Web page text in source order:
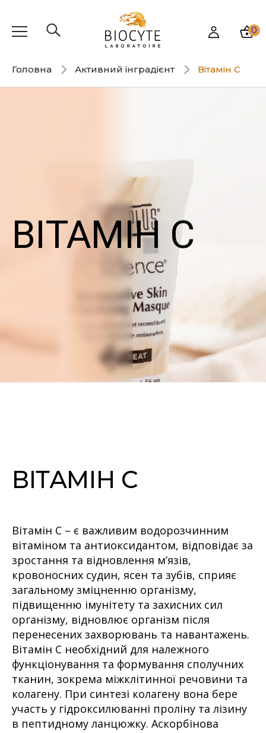
0
Головна Активний інградієнт Вітамін С
ВІТАМІН С
ВІТАМІН С
Вітамін C – є важливим водорозчинним
вітаміном та антиоксидантом, відповідає за
зростання та відновлення м’язів,
кровоносних судин, ясен та зубів, сприяє
загальному зміцненню організму,
підвищенню імунітету та захисних сил
організму, відновлює організм після
перенесених захворювань та навантажень.
Вітамін С необхідний для належного
функціонування та формування сполучних
тканин, зокрема міжклітинної речовини та
колагену. При синтезі колагену вона бере
участь у гідроксилюванні проліну та лізину
в пептидному ланцюжку. Аскорбінова